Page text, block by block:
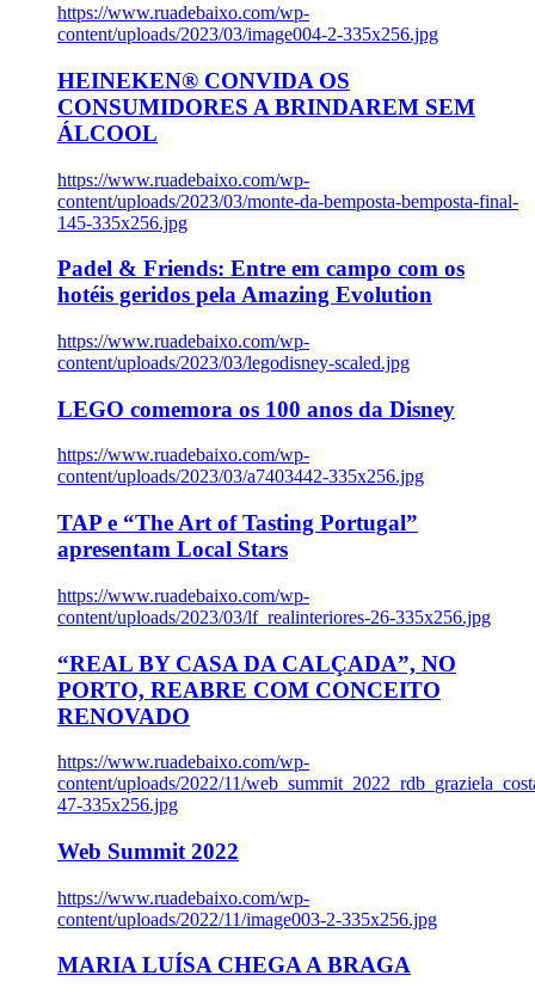
https://www.ruadebaixo.com/wp-
content/uploads/2023/03/image004-2-335x256.jpg
HEINEKEN® CONVIDA OS
CONSUMIDORES A BRINDAREM SEM
ÁLCOOL
https://www.ruadebaixo.com/wp-
content/uploads/2023/03/monte-da-bemposta-bemposta-final-
145-335x256.jpg
Padel & Friends: Entre em campo com os
hotéis geridos pela Amazing Evolution
https://www.ruadebaixo.com/wp-
content/uploads/2023/03/legodisney-scaled.jpg
LEGO comemora os 100 anos da Disney
https://www.ruadebaixo.com/wp-
content/uploads/2023/03/a7403442-335x256.jpg
TAP e “The Art of Tasting Portugal”
apresentam Local Stars
https://www.ruadebaixo.com/wp-
content/uploads/2023/03/lf_realinteriores-26-335x256.jpg
“REAL BY CASA DA CALÇADA”, NO
PORTO, REABRE COM CONCEITO
RENOVADO
https://www.ruadebaixo.com/wp-
content/uploads/2022/11/
47-335x256.jpg
Web Summit 2022
https://www.ruadebaixo.com/wp-
content/uploads/2022/11/image003-2-335x256.jpg
MARIA LUÍSA CHEGA A BRAGA